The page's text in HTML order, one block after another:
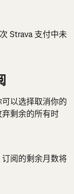
Strava 支付中未
以选择取消你的
剩余的所有时
阅的剩余月数将